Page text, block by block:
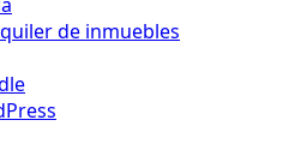
de inmuebles